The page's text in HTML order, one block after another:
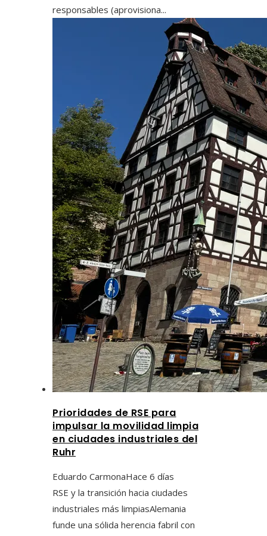
responsables (aprovisiona...
Prioridades de RSE para
impulsar la movilidad limpia
en ciudades industriales del
Ruhr
Eduardo CarmonaHace 6 días
RSE y la transición hacia ciudades
industriales más limpiasAlemania
funde una sólida herencia fabril con